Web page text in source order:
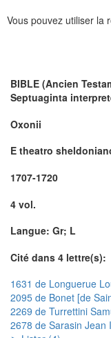
Vous pouvez utiliser la
BIBLE (Ancien
Septuaginta
Oxonii
E theatro
1707-1720
4 vol.
Langue: Gr; L
Cité dans 4 lettre(s):
1631 de Longuerue
2095 de Bonet [de
2269 de Turrettini
2678 de Sarasin Jean